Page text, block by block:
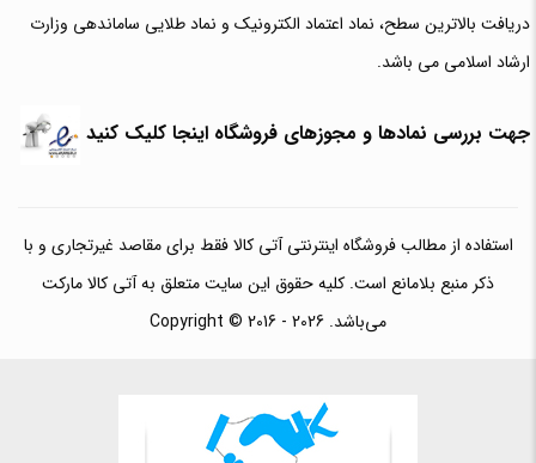
دریافت بالاترین سطح، نماد اعتماد الکترونیک و نماد طلایی ساماندهی وزارت
ارشاد اسلامی می باشد.
جهت بررسی نمادها و مجوزهای فروشگاه اینجا کلیک کنید
استفاده از مطالب فروشگاه اینترنتی آتی کالا فقط برای مقاصد غیرتجاری و با
ذکر منبع بلامانع است. کلیه حقوق این سایت متعلق به آتی کالا مارکت
می‌باشد. Copyright © 2016 - 2026